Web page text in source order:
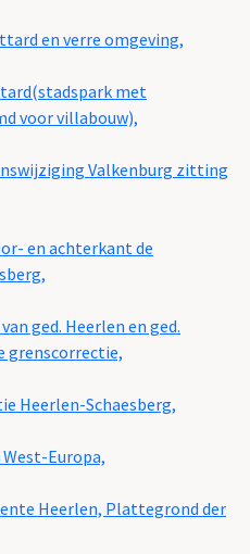
en verre omgeving,
met
voor villabouw),
Valkenburg zitting
en achterkant de
ged. Heerlen en ged.
grenscorrectie,
Heerlen-Schaesberg,
Europa,
Heerlen, Plattegrond der